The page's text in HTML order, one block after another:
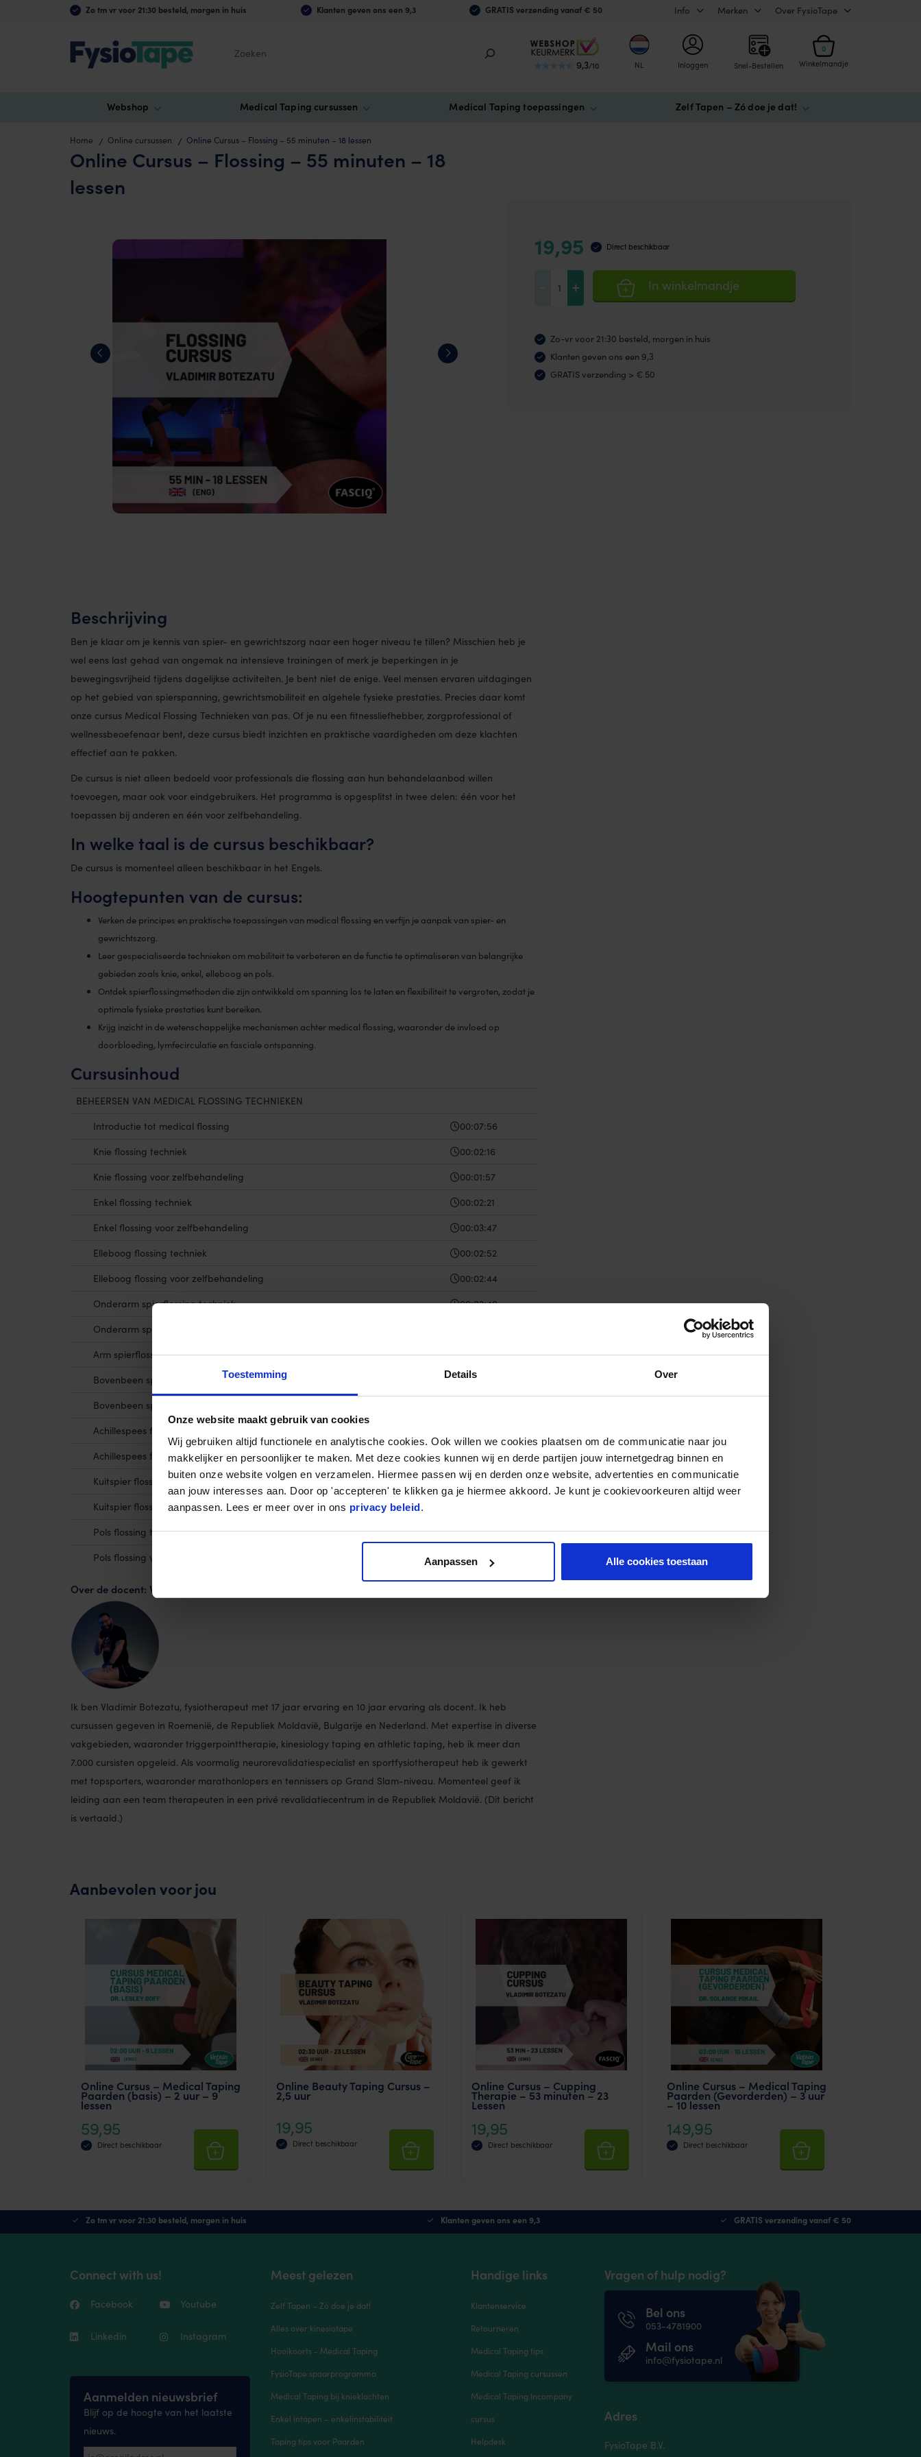
Toestemming Details Over
Onze website maakt gebruik van cookies
Wij gebruiken altijd functionele en analytische cookies. Ook willen we cookies plaatsen om de communicatie naar jou
makkelijker en persoonlijker te maken. Met deze cookies kunnen wij en derde partijen jouw internetgedrag binnen en
buiten onze website volgen en verzamelen. Hiermee passen wij en derden onze website, advertenties en communicatie
aan jouw interesses aan. Door op 'accepteren' te klikken ga je hiermee akkoord. Je kunt je cookievoorkeuren altijd weer
aanpassen. Lees er meer over in ons privacy beleid.
Aanpassen Alle cookies toestaan
Zo tm vr voor 21:30 besteld, morgen in huis Klanten geven ons een 9,3 GRATIS verzending vanaf € 50 Info Merken Over FysioTape
9,3/10 NL Inloggen Snel-Bestellen
0
Winkelmandje
Webshop Medical Taping cursussen Medical Taping toepassingen Zelf Tapen – Zó doe je dat!
Home Online cursussen Online Cursus – Flossing – 55 minuten – 18 lessen
Online Cursus – Flossing – 55 minuten – 18
lessen
19,95 Direct beschikbaar
Flossing
-
55
+ In winkelmandje
Zo-vr voor 21:30 besteld, morgen in huis
Klanten geven ons een 9,3
GRATIS verzending > € 50
Beschrijving
Ben je klaar om je kennis van spier- en gewrichtszorg naar een hoger niveau te tillen? Misschien heb je
wel eens last gehad van ongemak na intensieve trainingen of merk je beperkingen in je
bewegingsvrijheid tijdens dagelijkse activiteiten. Je bent niet de enige. Veel mensen ervaren uitdagingen
op het gebied van spierspanning, gewrichtsmobiliteit en algehele fysieke prestaties. Precies daar komt
onze cursus Medical Flossing Technieken van pas. Of je nu een fitnessliefhebber, zorgprofessional of
wellnessbeoefenaar bent, deze cursus biedt inzichten en praktische vaardigheden om deze klachten
effectief aan te pakken.
De cursus is niet alleen bedoeld voor professionals die flossing aan hun behandelaanbod willen
toevoegen, maar ook voor eindgebruikers. Het programma is opgesplitst in twee delen: één voor het
toepassen bij anderen en één voor zelfbehandeling.
In welke taal is de cursus beschikbaar?
De cursus is momenteel alleen beschikbaar in het Engels.
Hoogtepunten van de cursus:
Verken de principes en praktische toepassingen van medical flossing en verfijn je aanpak van spier- en
gewrichtszorg.
Leer gespecialiseerde technieken om mobiliteit te verbeteren en de functie te optimaliseren van belangrijke
gebieden zoals knie, enkel, elleboog en pols.
Ontdek spierflossingmethoden die zijn ontwikkeld om spanning los te laten en flexibiliteit te vergroten, zodat je
optimale fysieke prestaties kunt bereiken.
Krijg inzicht in de wetenschappelijke mechanismen achter medical flossing, waaronder de invloed op
doorbloeding, lymfecirculatie en fasciale ontspanning.
Cursusinhoud
BEHEERSEN VAN MEDICAL FLOSSING TECHNIEKEN
Introductie tot medical flossing
00:07:56
Knie flossing techniek
00:02:16
Knie flossing voor zelfbehandeling
00:01:57
Enkel flossing techniek
00:02:21
Enkel flossing voor zelfbehandeling
00:03:47
Elleboog flossing techniek
00:02:52
Elleboog flossing voor zelfbehandeling
00:02:44
Onderarm spierflossing techniek
00:02:40
Onderarm spierflossing voor zelfbehandeling
Arm spierflossing techniek
00:02:54
Bovenbeen spierflossing techniek
00:02:59
Bovenbeen spierflossing voor zelfbehandeling
Achillespees flossing techniek
Achillespees flossing voor zelfbehandeling
00:02:18
Kuitspier flossing techniek
00:02:24
Kuitspier flossing voor zelfbehandeling
Pols flossing techniek
00:03:48
Pols flossing voor zelfbehandeling
00:03:48
Over de docent: Vladimir Botezatu
Ik ben Vladimir Botezatu, fysiotherapeut met 17 jaar ervaring en 10 jaar ervaring als docent. Ik heb
cursussen gegeven in Roemenië, de Republiek Moldavië, Bulgarije en Nederland. Met expertise in diverse
vakgebieden, waaronder triggerpointtherapie, kinesiology taping en athletic taping, heb ik meer dan
7.000 cursisten opgeleid. Als voormalig neurorevalidatiespecialist en sportfysiotherapeut heb ik gewerkt
met topsporters, waaronder marathonlopers en tennissers op Grand Slam-niveau. Momenteel geef ik
leiding aan een team therapeuten in een privé revalidatiecentrum in de Republiek Moldavië. (Dit bericht
is vertaald.)
Aanbevolen voor jou
Online Cursus – Medical Taping
Paarden (basis) – 2 uur – 9
lessen
59,95
Direct beschikbaar
Online Beauty Taping Cursus –
2,5 uur
19,95
Direct beschikbaar
Online Cursus – Cupping
Therapie – 53 minuten – 23
Lessen
19,95
Direct beschikbaar
Online Cursus – Medical Taping
Paarden (Gevorderden) – 3 uur
– 10 lessen
149,95
Direct beschikbaar
Zo tm vr voor 21:30 besteld, morgen in huis Klanten geven ons een 9,3 GRATIS verzending vanaf € 50
Connect with us!
Facebook Youtube
Linkedin Instagram
Aanmelden nieuwsbrief
Blijf op de hoogte van het laatste
nieuws.
Meest gelezen
Zelf Tapen – Zó doe je dat!
Alles over kinesiotape
Hooikoorts - Medical Taping
FysioTape spaarprogramma
Medical Taping bij knieklachten
Enkel intapen – enkelinstabiliteit
Taping tips voor Paarden
Handige links
Klantenservice
Retourneren
Medical Taping tips
Medical Taping cursussen
Medical Taping Incompany
cursus
Helpdesk
Vragen of hulp nodig?
Bel ons
053-4781900
Mail ons
info@fysiotape.nl
Adres
FysioTape B.V.